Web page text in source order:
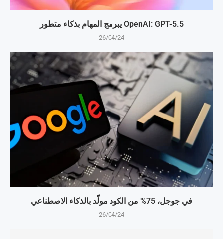
OpenAI: GPT-5.5 يبرمج المهام بذكاء متطور
26/04/24
في جوجل، 75% من الكود مولّد بالذكاء الاصطناعي
26/04/24